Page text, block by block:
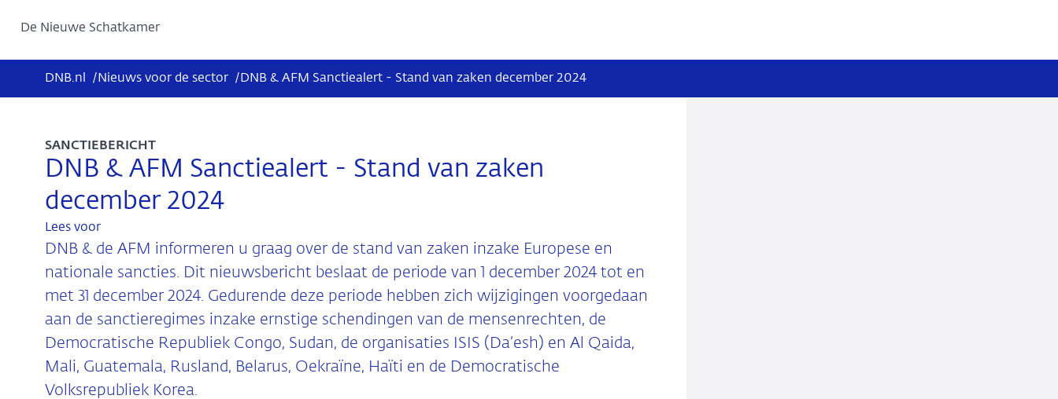
De Nieuwe Schatkamer
DNB.nl / Nieuws voor de sector / DNB & AFM Sanctiealert - Stand van zaken december 2024
DNB & AFM Sanctiealert - Stand van zaken
december 2024
SANCTIEBERICHT
Lees voor
DNB & de AFM informeren u graag over de stand van zaken inzake Europese en
nationale sancties. Dit nieuwsbericht beslaat de periode van 1 december 2024 tot en
met 31 december 2024. Gedurende deze periode hebben zich wijzigingen voorgedaan
aan de sanctieregimes inzake ernstige schendingen van de mensenrechten, de
Democratische Republiek Congo, Sudan, de organisaties ISIS (Da’esh) en Al Qaida,
Mali, Guatemala, Rusland, Belarus, Oekraïne, Haïti en de Democratische
Volksrepubliek Korea.